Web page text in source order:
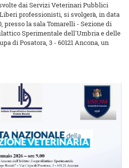
dai Servizi Veterinari Pubblici
professionisti, si svolgerà, in data
presso la sala Tomarelli - Sezione di
Sperimentale dell'Umbria e delle
di Posatora, 3 - 60121 Ancona, un